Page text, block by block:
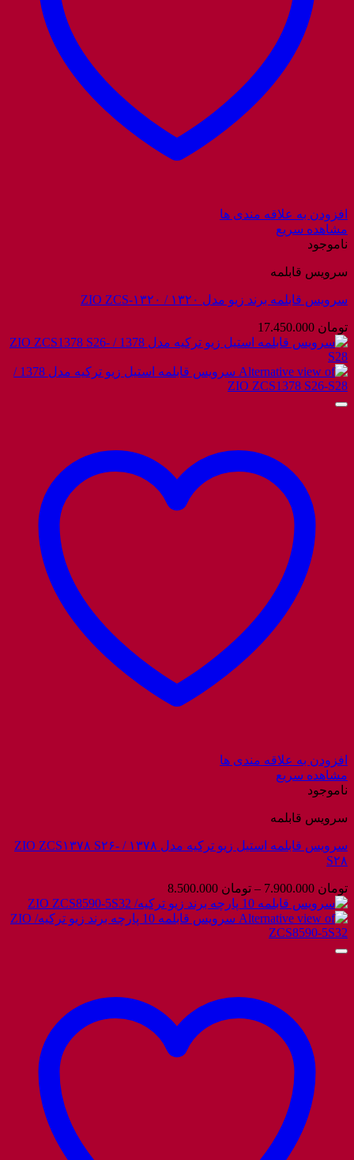
افزودن به علاقه مندی ها
مشاهده سریع
ناموجود
سرویس قابلمه
سرویس قابلمه برند زیو مدل ۱۳۲۰ / ZIO ZCS-۱۳۲۰
تومان
افزودن به علاقه مندی ها
مشاهده سریع
ناموجود
سرویس قابلمه
سرویس قابلمه استیل زیو ترکیه مدل ۱۳۷۸ / ZIO ZCS۱۳۷۸ S۲۶-
S۲۸
تومان – تومان
محدوده
قیمت:
تومان 7.900.000